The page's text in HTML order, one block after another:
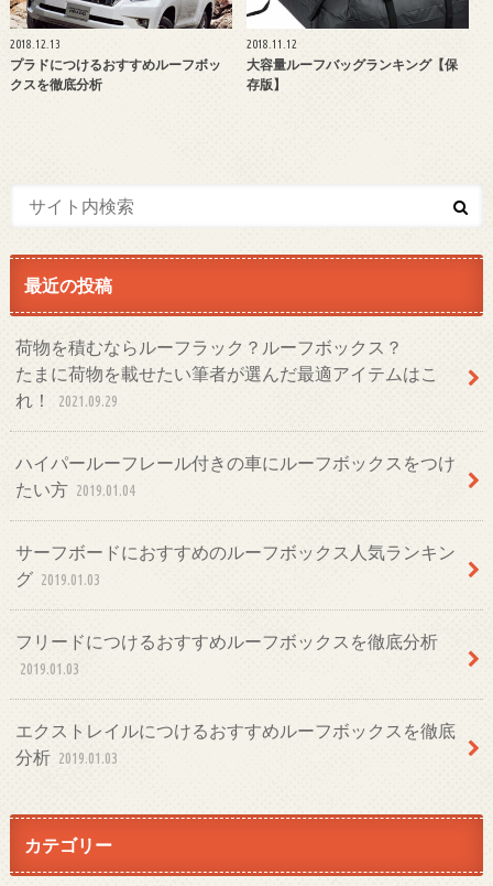
2018.12.13
プラドにつけるおすすめルーフボッ
クスを徹底分析
2018.11.12
大容量ルーフバッグランキング【保
存版】
最近の投稿
荷物を積むならルーフラック？ルーフボックス？
たまに荷物を載せたい筆者が選んだ最適アイテムはこ
れ！
2021.09.29
ハイパールーフレール付きの車にルーフボックスをつけ
たい方 2019.01.04
サーフボードにおすすめのルーフボックス人気ランキン
グ 2019.01.03
フリードにつけるおすすめルーフボックスを徹底分析
2019.01.03
エクストレイルにつけるおすすめルーフボックスを徹底
分析 2019.01.03
カテゴリー